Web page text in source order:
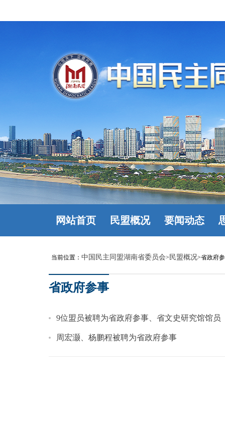
网站首页 民盟概况 要闻动态
当前位置： 中国民主同盟湖南省委员会> 民盟概况>省政府
省政府参事
9位盟员被聘为省政府参事、省文史研究馆馆员
周宏灏、杨鹏程被聘为省政府参事